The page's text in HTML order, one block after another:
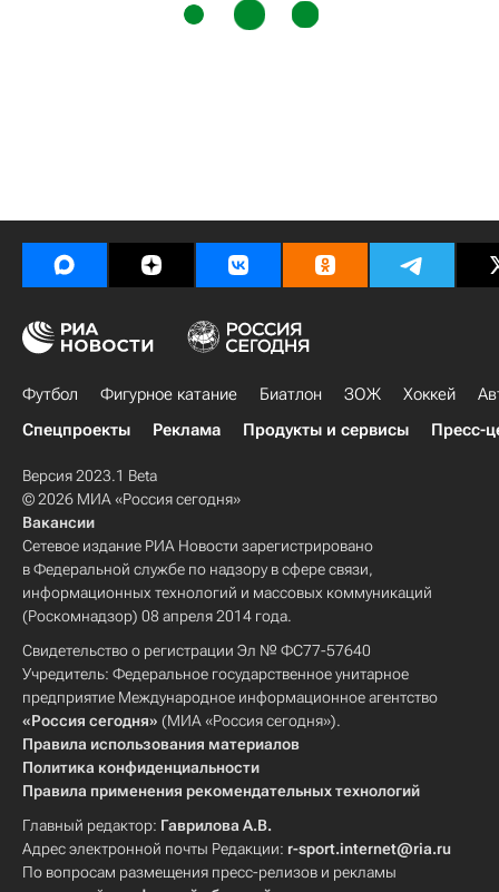
Футбол Фигурное катание Биатлон ЗОЖ Хоккей
Спецпроекты
Реклама Продукты и сервисы Пресс-
Версия 2023.1 Beta
© 2026 МИА «Россия сегодня»
Вакансии
Сетевое издание РИА Новости зарегистрировано
в Федеральной службе по надзору в сфере связи,
информационных технологий и массовых коммуникаций
(Роскомнадзор) 08 апреля 2014 года.
Свидетельство о регистрации Эл № ФС77-57640
Учредитель: Федеральное государственное унитарное
предприятие Международное информационное агентство
«Россия сегодня» (МИА «Россия сегодня»).
Правила использования материалов
Политика конфиденциальности
Правила применения рекомендательных технологий
Главный редактор: Гаврилова А.В.
Адрес электронной почты Редакции: r-sport.internet@ria.ru
По вопросам размещения пресс-релизов и рекламы